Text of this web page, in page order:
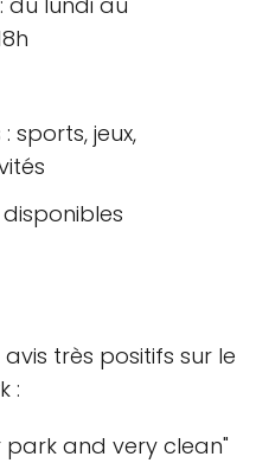
sports, jeux,
très positifs sur le
:
and very clean"